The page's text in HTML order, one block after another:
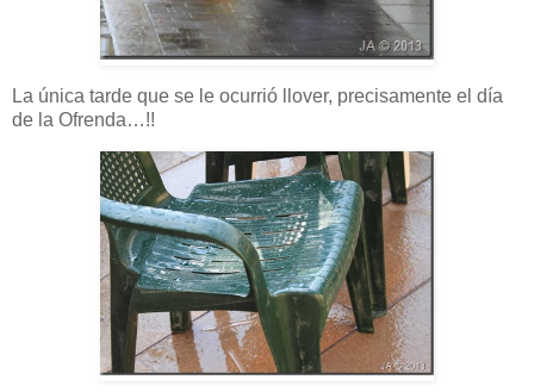
La única tarde que se le ocurrió llover, precisamente el día
de la Ofrenda…!!